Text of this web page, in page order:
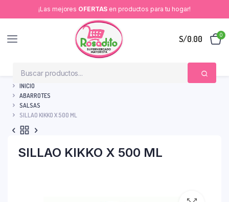
¡Las mejores OFERTAS en productos para tu hogar!
S/0.00 0
INICIO
ABARROTES
SALSAS
SILLAO KIKKO X 500 ML
SILLAO KIKKO X 500 ML